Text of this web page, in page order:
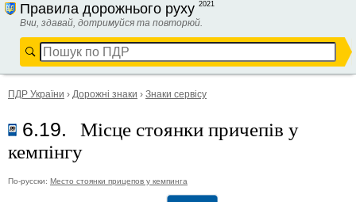
Правила дорожнього руху 2021
Вчи, здавай, дотримуйся та повторюй.
ПДР України › Дорожні знаки › Знаки сервісу
6.19.
Місце стоянки причепів у
кемпінгу
По-русски: Место стоянки прицепов у кемпинга